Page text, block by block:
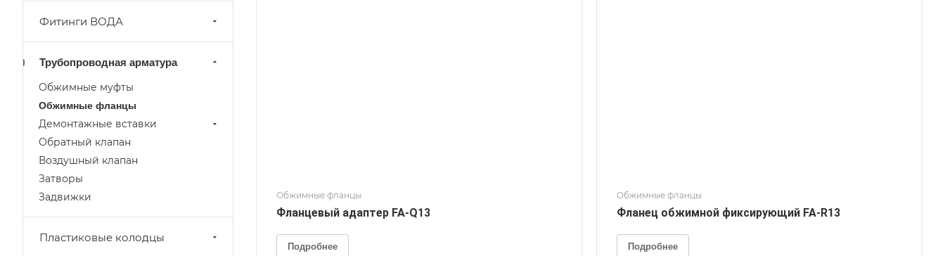
Обжимные фланцы
Фланцевый адаптер FA-Q13
Подробнее
Обжимные фланцы
Фланец обжимной фиксирующий FA-R13
Подробнее
Фитинги ВОДА
Трубопроводная арматура
Обжимные муфты
Обжимные фланцы
Демонтажные вставки
Обратный клапан
Воздушный клапан
Затворы
Задвижки
Пластиковые колодцы